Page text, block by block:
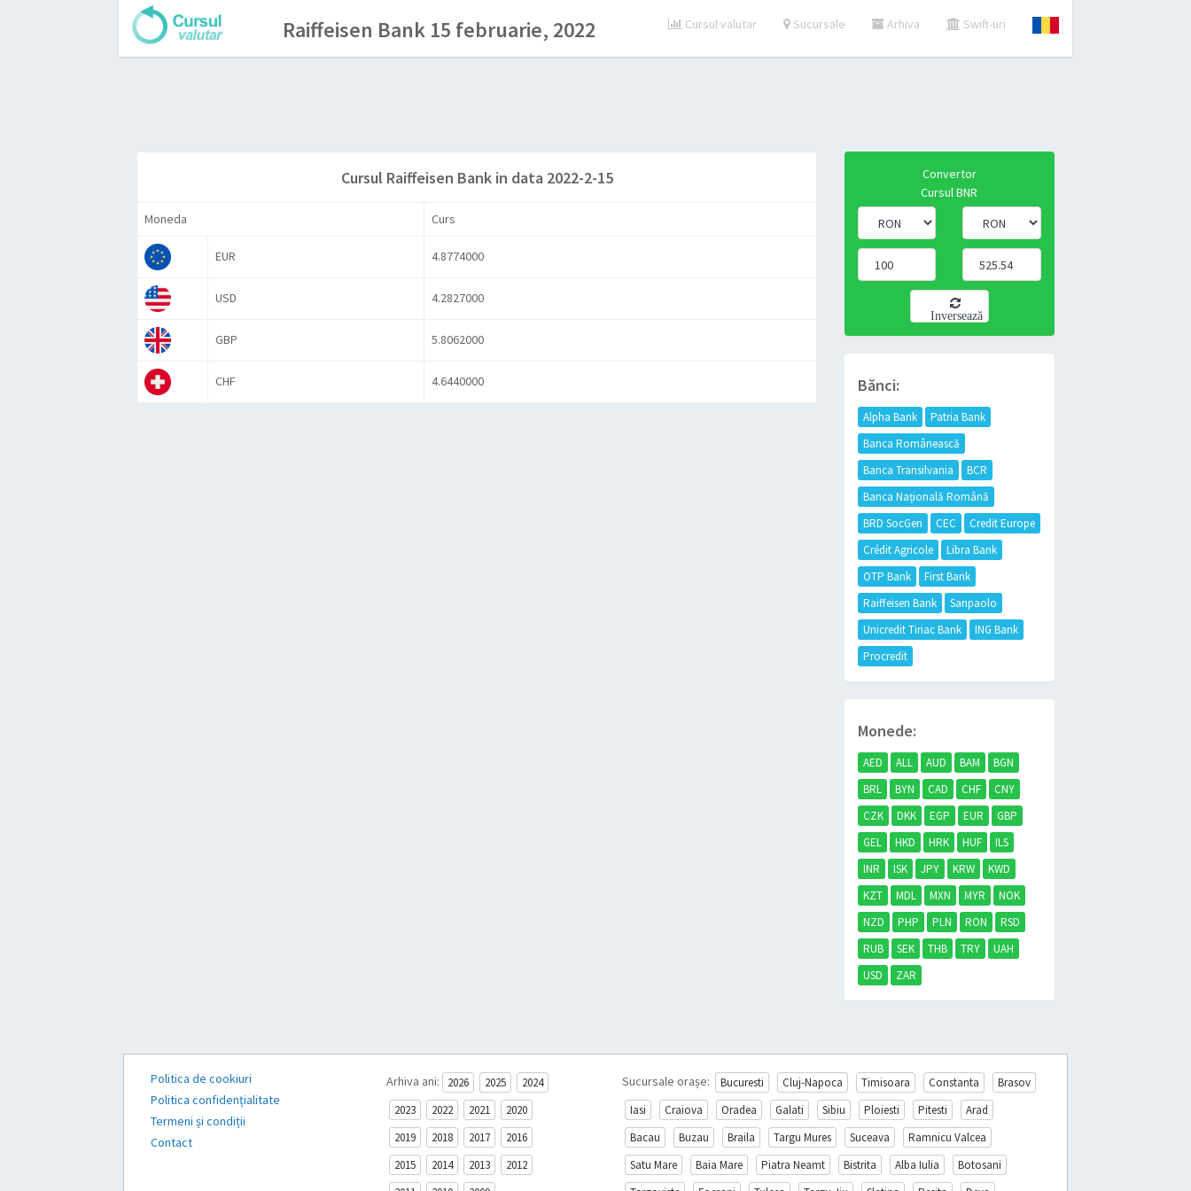
Raiffeisen Bank 15 februarie, 2022 Cursul valutar Sucursale Arhiva Swift-uri
Cursul Raiffeisen Bank in data 2022-2-15
Moneda Curs
EUR 4.8774000
USD 4.2827000
GBP 5.8062000
CHF 4.6440000
Convertor
Cursul BNR
Inversează
Bănci:
Alpha Bank
Patria Bank
Banca Românească
Banca Transilvania
BCR
Banca Națională Română
BRD SocGen
CEC
Credit Europe
Crédit Agricole
Libra Bank
OTP Bank
First Bank
Raiffeisen Bank
Sanpaolo
Unicredit Tiriac Bank
ING Bank
Procredit
Monede:
AED ALL AUD BAM
BGN
BRL
BYN CAD CHF
CNY
CZK
DKK EGP EUR
GBP
GEL
HKD HRK HUF
ILS
INR
ISK JPY KRW
KWD
KZT
MDL MXN MYR
NOK
NZD
PHP PLN RON
RSD
RUB
SEK THB TRY
UAH
USD
ZAR
Politica de cookiuri
Politica confidențialitate
Termeni și condiții
Contact
Arhiva ani: 2026 2025
2024
2023
2022 2021
2020
2019
2018 2017
2016
2015
2014 2013
2012
Sucursale orașe: Bucuresti Cluj-Napoca Timisoara Constanta
Brasov
Iasi
Craiova Oradea Galati Sibiu Ploiesti Pitesti
Arad
Bacau
Buzau Braila Targu Mures Suceava
Ramnicu Valcea
Satu Mare
Baia Mare Piatra Neamt Bistrita Alba Iulia
Botosani